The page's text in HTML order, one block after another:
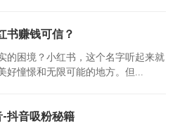
书赚钱可信？
的困境？小红书，这个名字听起来就
好憧憬和无限可能的地方。但...
抖音吸粉秘籍